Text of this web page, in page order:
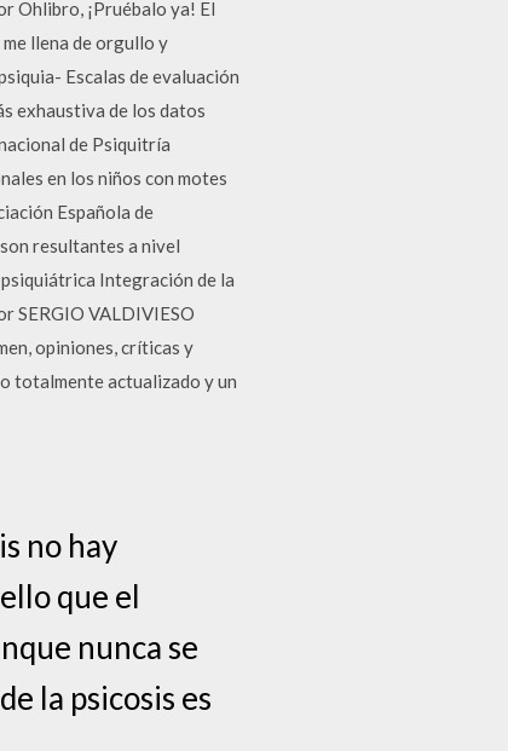
Ohlibro, ¡Pruébalo ya! El
llena de orgullo y
Escalas de evaluación
exhaustiva de los datos
de Psiquitría
en los niños con motes
Española de
resultantes a nivel
Integración de la
SERGIO VALDIVIESO
opiniones, críticas y
totalmente actualizado y un
no hay
que el
nunca se
la psicosis es